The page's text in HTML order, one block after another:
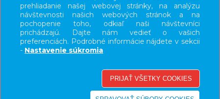
UŽÍVATEĽSKÝ PANEL
KATEGÓRIE
HLAVNÉ MENU
prehliadanie našej webovej stránky, na analýzu
návštevnosti našich webových stránok a na
pochopenie toho, odkiaľ naši návštevníci
prichádzajú. Dajte nám vedieť o vašich
preferenciách. Podrobné informácie nájdete v sekcii
- Nastavenie súkromia